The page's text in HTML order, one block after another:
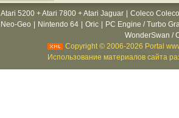
Atari 5200 + Atari 7800 + Atari Jaguar
Coleco
Neo-Geo Nintendo 64 Oric
PC Engine / Turbo
WonderSwan /
Copyright © 2006-2026 Portal
Использование материалов сайта